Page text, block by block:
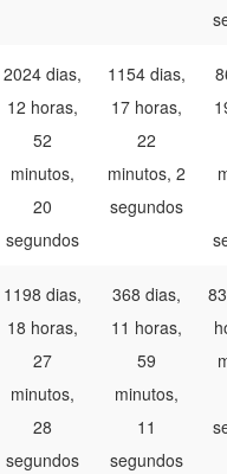
2024 dias,
12 horas,
52
minutos,
20
segundos
1154 dias,
17 horas,
22
minutos, 2
segundos
1198 dias,
18 horas,
27
minutos,
28
segundos
368 dias,
11 horas,
59
minutos,
11
segundos